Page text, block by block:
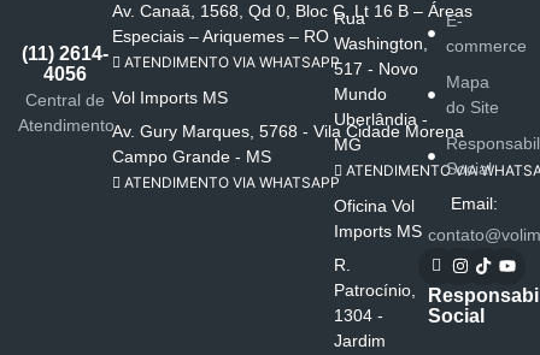
(11) 2614-
4056
Central de
Atendimento
Av. Canaã, 1568, Qd 0, Bloc C, Lt 16 B – Áreas
Especiais – Ariquemes – RO
ATENDIMENTO VIA WHATSAPP
Vol Imports MS
Av. Gury Marques, 5768 - Vila Cidade Morena
Campo Grande - MS
ATENDIMENTO VIA WHATSAPP
Rua
Washington,
517 - Novo
Mundo
Uberlândia -
MG
ATENDIMENTO VIA
Oficina Vol
Imports MS
R.
Patrocínio,
1304 -
Jardim
E-
commerce
Mapa
do Site
Social
Email:
Social